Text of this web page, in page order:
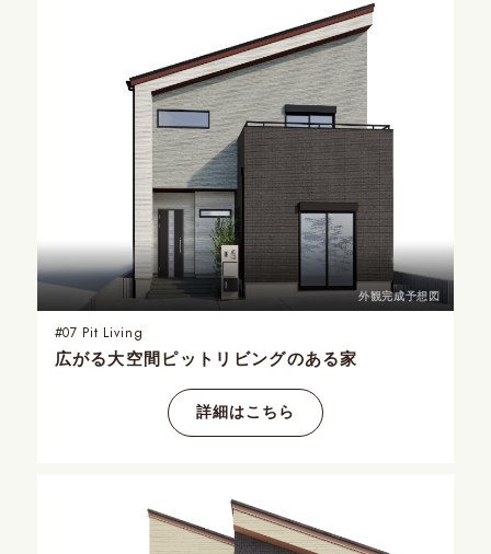
外観完成予想図
#07 Pit Living
広がる大空間 ピットリビングのある家
詳細はこちら